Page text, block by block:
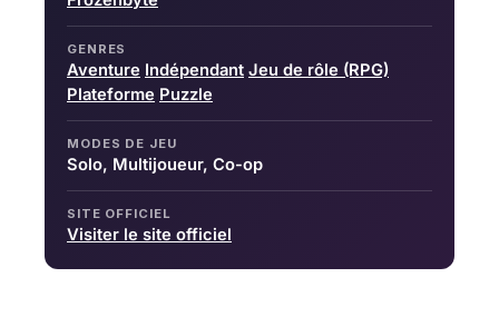
GENRES
Aventure Indépendant Jeu de rôle (RPG)
Plateforme Puzzle
MODES DE JEU
Solo, Multijoueur, Co-op
SITE OFFICIEL
Visiter le site officiel